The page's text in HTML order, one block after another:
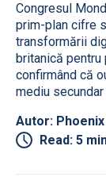
Congresul
prim-plan cifre
transformării
britanică
confirmând că
mediu
Autor: Phoenix
Read: 5